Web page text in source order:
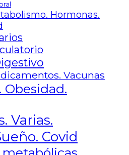
Hormonas.
Vacunas
Obesidad.
Varias.
Covid